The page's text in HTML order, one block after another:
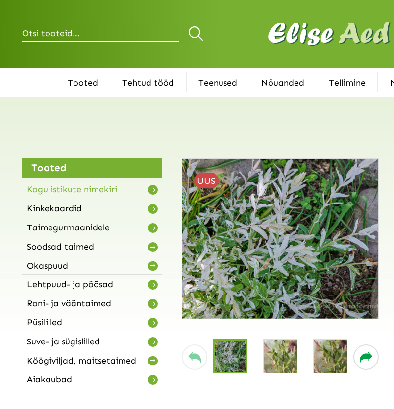
Otsi
Tooted Tehtud tööd Teenused Nõuanded Tellimine
Tooted
Kogu istikute nimekiri
Kinkekaardid
Taimegurmaanidele
Soodsad taimed
Okaspuud
Lehtpuud- ja põõsad
Roni- ja vääntaimed
Püsililled
Suve- ja sügislilled
Köögiviljad, maitsetaimed
Aiakaubad
UUS